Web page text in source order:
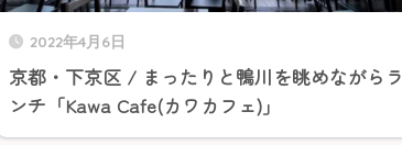
2022年4月6日
京都・下京区 / まったりと鴨川を眺めながらラ
ンチ「Kawa Cafe(カワカフェ)」